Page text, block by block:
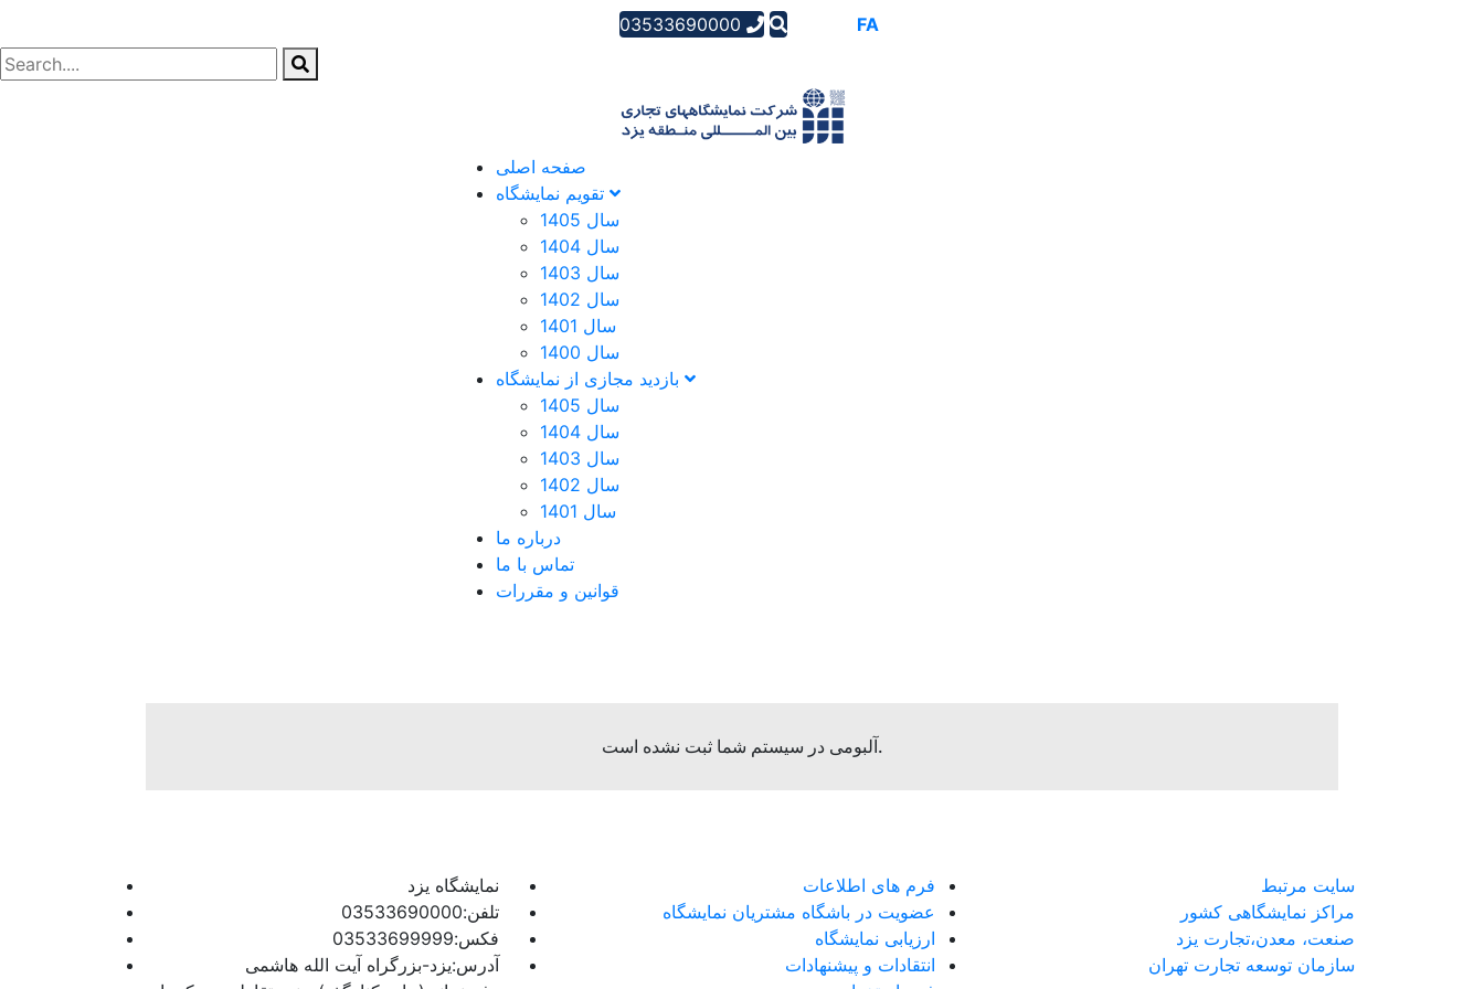
03533690000 FA
صفحه اصلی
تقویم نمایشگاه
سال 1405
سال 1404
سال 1403
سال 1402
سال 1401
سال 1400
سال 1405
سال 1404
سال 1403
سال 1402
سال 1401
درباره ما
تماس با ما
قوانین و مقررات
آلبومی در سیستم شما ثبت نشده است.
نمایشگاه یزد
تلفن:03533690000
فکس:03533699999
آدرس:یزد-بزرگراه آیت الله هاشمی
فرم های اطلاعات
عضویت در باشگاه مشتریان نمایشگاه
ارزیابی نمایشگاه
انتقادات و پیشنهادات
سایت مرتبط
مراکز نمایشگاهی کشور
صنعت، معدن،تجارت یزد
سازمان توسعه تجارت تهران